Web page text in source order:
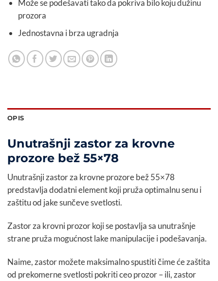
Može se podešavati tako da pokriva bilo koju dužinu
prozora
Jednostavna i brza ugradnja
OPIS
Unutrašnji zastor za krovne
prozore bež 55×78
Unutrašnji zastor za krovne prozore bež 55×78
predstavlja dodatni element koji pruža optimalnu senu i
zaštitu od jake sunčeve svetlosti.
Zastor za krovni prozor koji se postavlja sa unutrašnje
strane pruža mogućnost lake manipulacije i podešavanja.
Naime, zastor možete maksimalno spustiti čime će zaštita
od prekomerne svetlosti pokriti ceo prozor – ili, zastor